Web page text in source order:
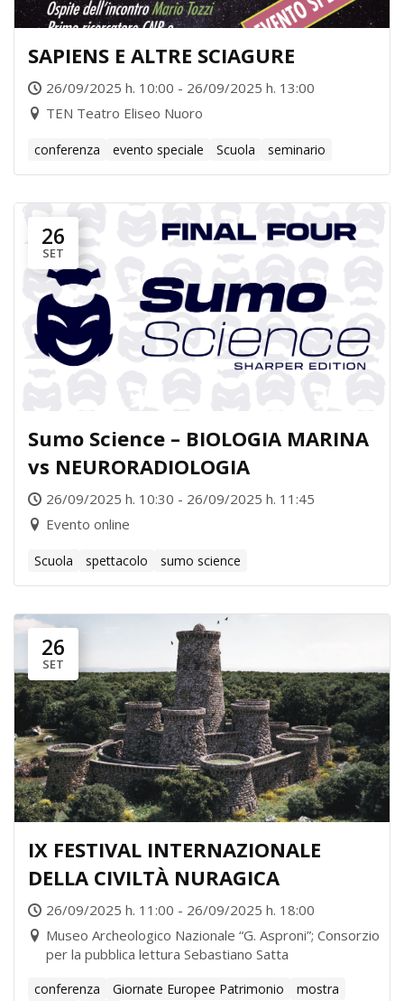
SAPIENS E ALTRE SCIAGURE
26/09/2025 h. 10:00 - 26/09/2025 h. 13:00
TEN Teatro Eliseo Nuoro
conferenza evento speciale Scuola seminario
26
SET
Sumo Science – BIOLOGIA MARINA
vs NEURORADIOLOGIA
26/09/2025 h. 10:30 - 26/09/2025 h. 11:45
Evento online
Scuola spettacolo sumo science
26
SET
IX FESTIVAL INTERNAZIONALE
DELLA CIVILTÀ NURAGICA
26/09/2025 h. 11:00 - 26/09/2025 h. 18:00
Museo Archeologico Nazionale “G. Asproni”; Consorzio
per la pubblica lettura Sebastiano Satta
conferenza Giornate Europee Patrimonio
mostra